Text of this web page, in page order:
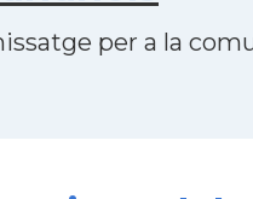
per a la